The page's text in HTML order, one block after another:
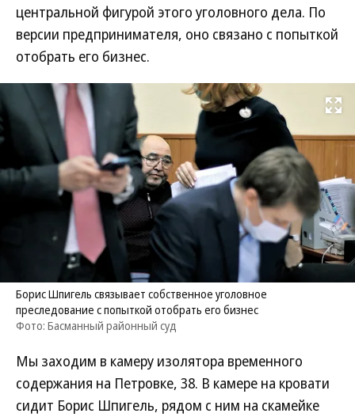
центральной фигурой этого уголовного дела. По
версии предпринимателя, оно связано с попыткой
отобрать его бизнес.
Развернуть
Борис Шпигель связывает собственное уголовное
преследование с попыткой отобрать его бизнес
Фото: Басманный районный суд
Мы заходим в камеру изолятора временного
содержания на Петровке, 38. В камере на кровати
сидит Борис Шпигель, рядом с ним на скамейке